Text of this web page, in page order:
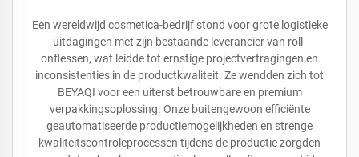
Een wereldwijd cosmetica-bedrijf stond voor grote logistieke
uitdagingen met zijn bestaande leverancier van roll-
onflessen, wat leidde tot ernstige projectvertragingen en
inconsistenties in de productkwaliteit. Ze wendden zich tot
BEYAQI voor een uiterst betrouwbare en premium
verpakkingsoplossing. Onze buitengewoon efficiënte
geautomatiseerde productiemogelijkheden en strenge
kwaliteitscontroleprocessen tijdens de productie zorgden